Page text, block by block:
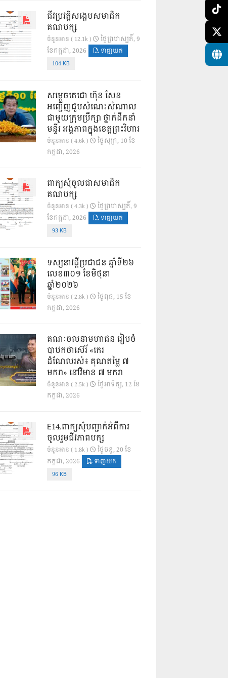
ជីវប្រវត្តិសង្ខេបសមាជិក
គណបក្ស
ចំនួនអាន ( 12.1k )
ថ្ងៃ​ព្រហស្បតិ៍, 9
ខែ​កក្កដា, 2026
ទាញយក
104 KB
សម្តេចតេជោ ហ៊ុន សែន
អញ្ជើញជួបសំណេះសំណាល
ជាមួយក្រុមប្រឹក្សា ថ្នាក់ដឹកនាំ
មន្ទីរ អង្គភាពក្នុងខេត្តព្រះវិហារ
ចំនួនអាន ( 4.6k )
ថ្ងៃ​សុក្រ, 10 ខែ​
កក្កដា, 2026
ពាក្យសុំចូលជាសមាជិក
គណបក្ស
ចំនួនអាន ( 4.3k )
ថ្ងៃ​ព្រហស្បតិ៍, 9
ខែ​កក្កដា, 2026
ទាញយក
93 KB
ទស្សនាវដ្ដីប្រជាជន ឆ្នាំទី២៦
លេខ៣០១ ខែមិថុនា
ឆ្នាំ២០២៦
ចំនួនអាន ( 2.8k )
ថ្ងៃ​ពុធ, 15 ខែ​
កក្កដា, 2026
គណៈចលនាមហាជន រៀបចំ
បាឋកថាស៊េរី «កេរ
ដំណែលរស់៖ គុណតម្លៃ ៧
មករា» នៅវិមាន ៧ មករា
ចំនួនអាន ( 2.5k )
ថ្ងៃ​អាទិត្យ, 12 ខែ​
កក្កដា, 2026
E14.ពាក្យសុំបញ្ជាក់អំពីការ
ចូលរួមជីវភាពបក្ស
ចំនួនអាន ( 1.8k )
ថ្ងៃ​ចន្ទ, 20 ខែ​
កក្កដា, 2026
ទាញយក
96 KB